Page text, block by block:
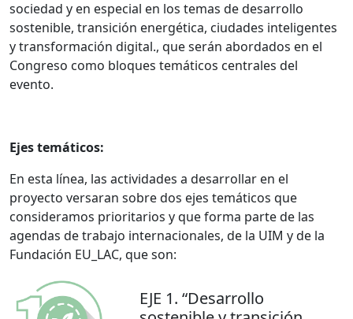
sociedad y en especial en los temas de desarrollo
sostenible, transición energética, ciudades inteligentes
y transformación digital., que serán abordados en el
Congreso como bloques temáticos centrales del
evento.
Ejes temáticos:
En esta línea, las actividades a desarrollar en el
proyecto versaran sobre dos ejes temáticos que
consideramos prioritarios y que forma parte de las
agendas de trabajo internacionales, de la UIM y de la
Fundación EU_LAC, que son:
EJE 1. “Desarrollo